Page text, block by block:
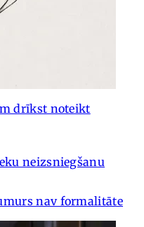
drīkst noteikt
neizsniegšanu
nav formalitāte